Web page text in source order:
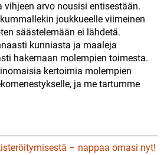
vihjeen arvo nousisi entisestään.
joukkueelle viimeinen
säästelemään ei lähdetä.
kunniasta ja maaleja
hakemaan molempien toimesta.
kertoimia molempien
ja me tartumme
– nappaa omasi nyt!